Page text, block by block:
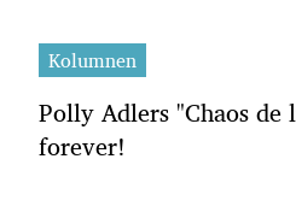
Kolumnen
Polly Adlers "Chaos de
forever!